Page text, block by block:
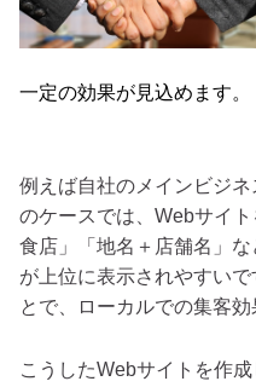
一定の効果が見込めます。
例えば自社のメインビジ
のケースでは、Webサイ
食店」「地名＋店舗名」
が上位に表示されやすい
とで、ローカルでの集客効
こうしたWebサイトを作